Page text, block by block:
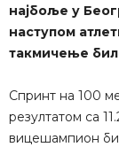
најбоље у
наступом
такмичење
Спринт на 100
резултатом са
вицешампион